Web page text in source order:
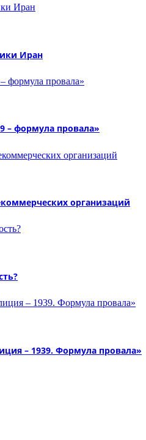
Иран
– формула провала»
организаций
– 1939. Формула провала»